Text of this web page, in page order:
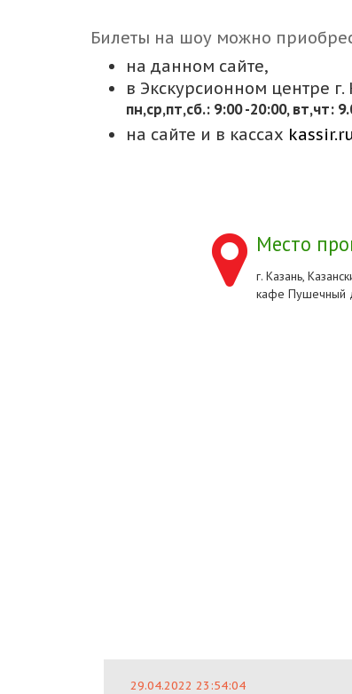
Билеты на шоу можно
на данном сайте,
в Экскурсионном центре
пн,cр,пт,сб.: 9:00 -20:00, вт,чт:
на сайте и в кассах
Место
г. Казань,
кафе Пушечный
29.04.2022 23:54:04